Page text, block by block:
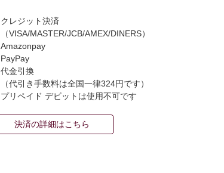
クレジット決済
（VISA/MASTER/JCB/AMEX/DINERS）
Amazonpay
PayPay
代金引換
（代引き手数料は全国一律324円です）
プリペイド デビットは使用不可です
決済の詳細はこちら